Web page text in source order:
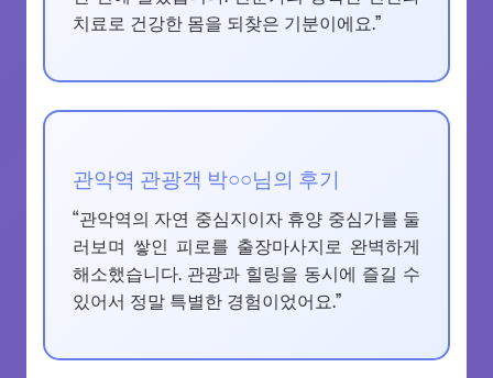
치료로 건강한 몸을 되찾은 기분이에요.”
관악역 관광객 박○○님의 후기
“관악역의 자연 중심지이자 휴양 중심가를 둘
러보며 쌓인 피로를 출장마사지로 완벽하게
해소했습니다. 관광과 힐링을 동시에 즐길 수
있어서 정말 특별한 경험이었어요.”